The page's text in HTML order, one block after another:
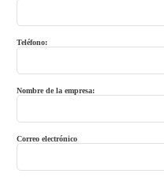
Teléfono:
Nombre de la empresa:
Correo electrónico